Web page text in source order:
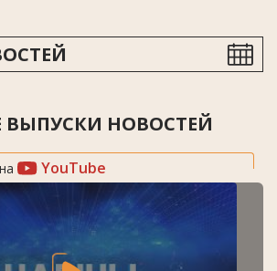
ВЫПУСКИ НОВОСТЕЙ
YouTube